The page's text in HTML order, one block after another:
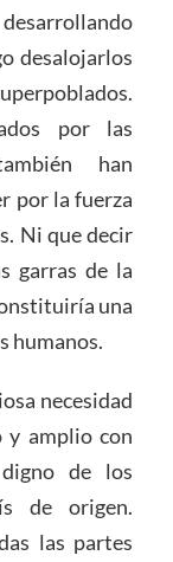
desalojarlos
por las
han
por la fuerza
Ni que decir
garras de la
una
humanos.
necesidad
y amplio con
de los
de origen.
las partes